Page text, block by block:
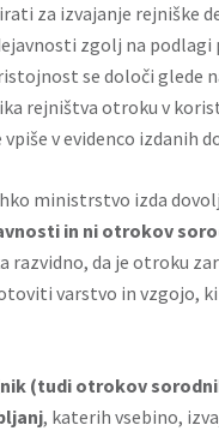
za izvajanje rejniške
zgolj na
se določi glede
rejništva otroku v
v evidenco izdanih
ministrstvo izda
in ni otrokov
razvidno, da je otroku
varstvo in vzgojo,
(tudi otrokov
, katerih vsebino,